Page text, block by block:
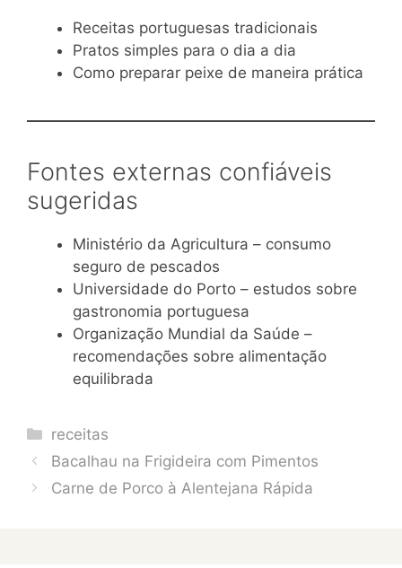
Receitas portuguesas tradicionais
Pratos simples para o dia a dia
Como preparar peixe de maneira prática
Fontes externas confiáveis
sugeridas
Ministério da Agricultura – consumo
seguro de pescados
Universidade do Porto – estudos sobre
gastronomia portuguesa
Organização Mundial da Saúde –
recomendações sobre alimentação
equilibrada
Categories
receitas
Bacalhau na Frigideira com Pimentos
Carne de Porco à Alentejana Rápida